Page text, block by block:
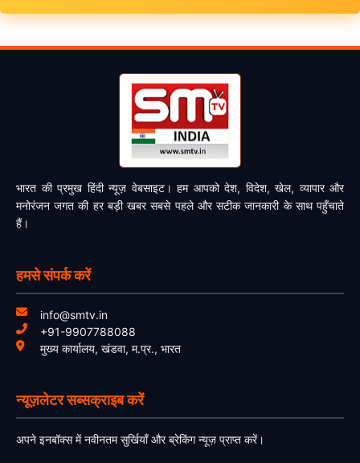
भारत की प्रमुख हिंदी न्यूज़ वेबसाइट। हम आपको देश, विदेश, खेल, व्यापार और
मनोरंजन जगत की हर बड़ी खबर सबसे पहले और सटीक जानकारी के साथ पहुँचाते
हैं।
हमसे संपर्क करें
info@smtv.in
+91-9907788088
मुख्य कार्यालय, खंडवा, म.प्र., भारत
न्यूज़लेटर सब्सक्राइब करें
अपने इनबॉक्स में नवीनतम सुर्खियाँ और ब्रेकिंग न्यूज़ प्राप्त करें।